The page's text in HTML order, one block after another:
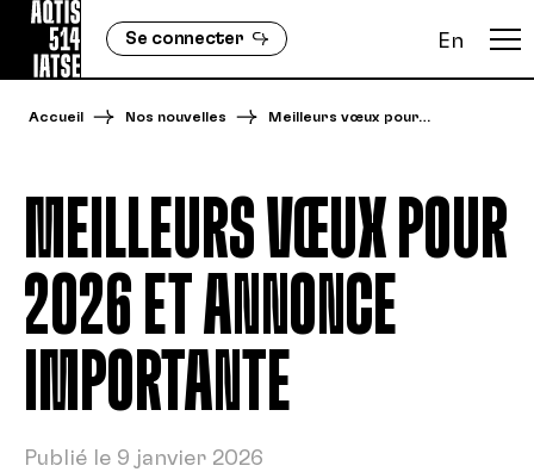
Se connecter En
Accueil Nos nouvelles Meilleurs vœux pour…
MEILLEURS VŒUX POUR
2026 ET ANNONCE
IMPORTANTE
Publié le 9 janvier 2026